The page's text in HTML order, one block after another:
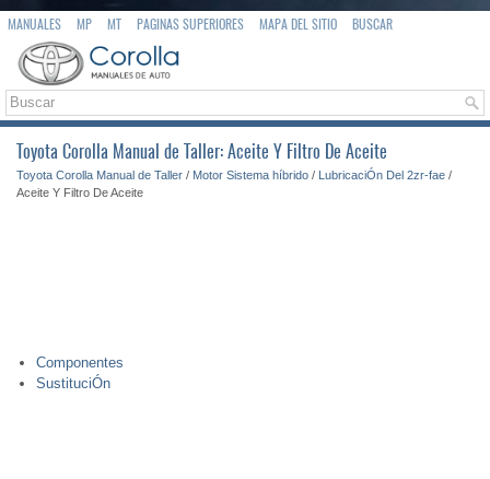
MANUALES MP MT PAGINAS SUPERIORES MAPA DEL SITIO BUSCAR
Toyota Corolla Manual de Taller: Aceite Y Filtro De Aceite
Toyota Corolla Manual de Taller / Motor Sistema híbrido / LubricaciÓn Del 2zr-fae /
Aceite Y Filtro De Aceite
Componentes
SustituciÓn